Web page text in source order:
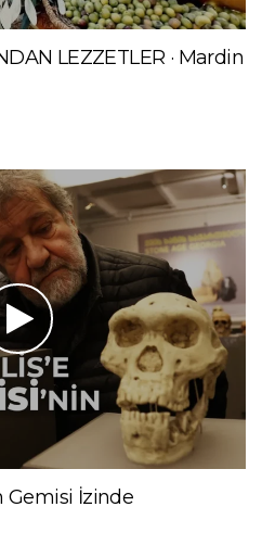
LEZZETLER · Mardin
Gemisi İzinde